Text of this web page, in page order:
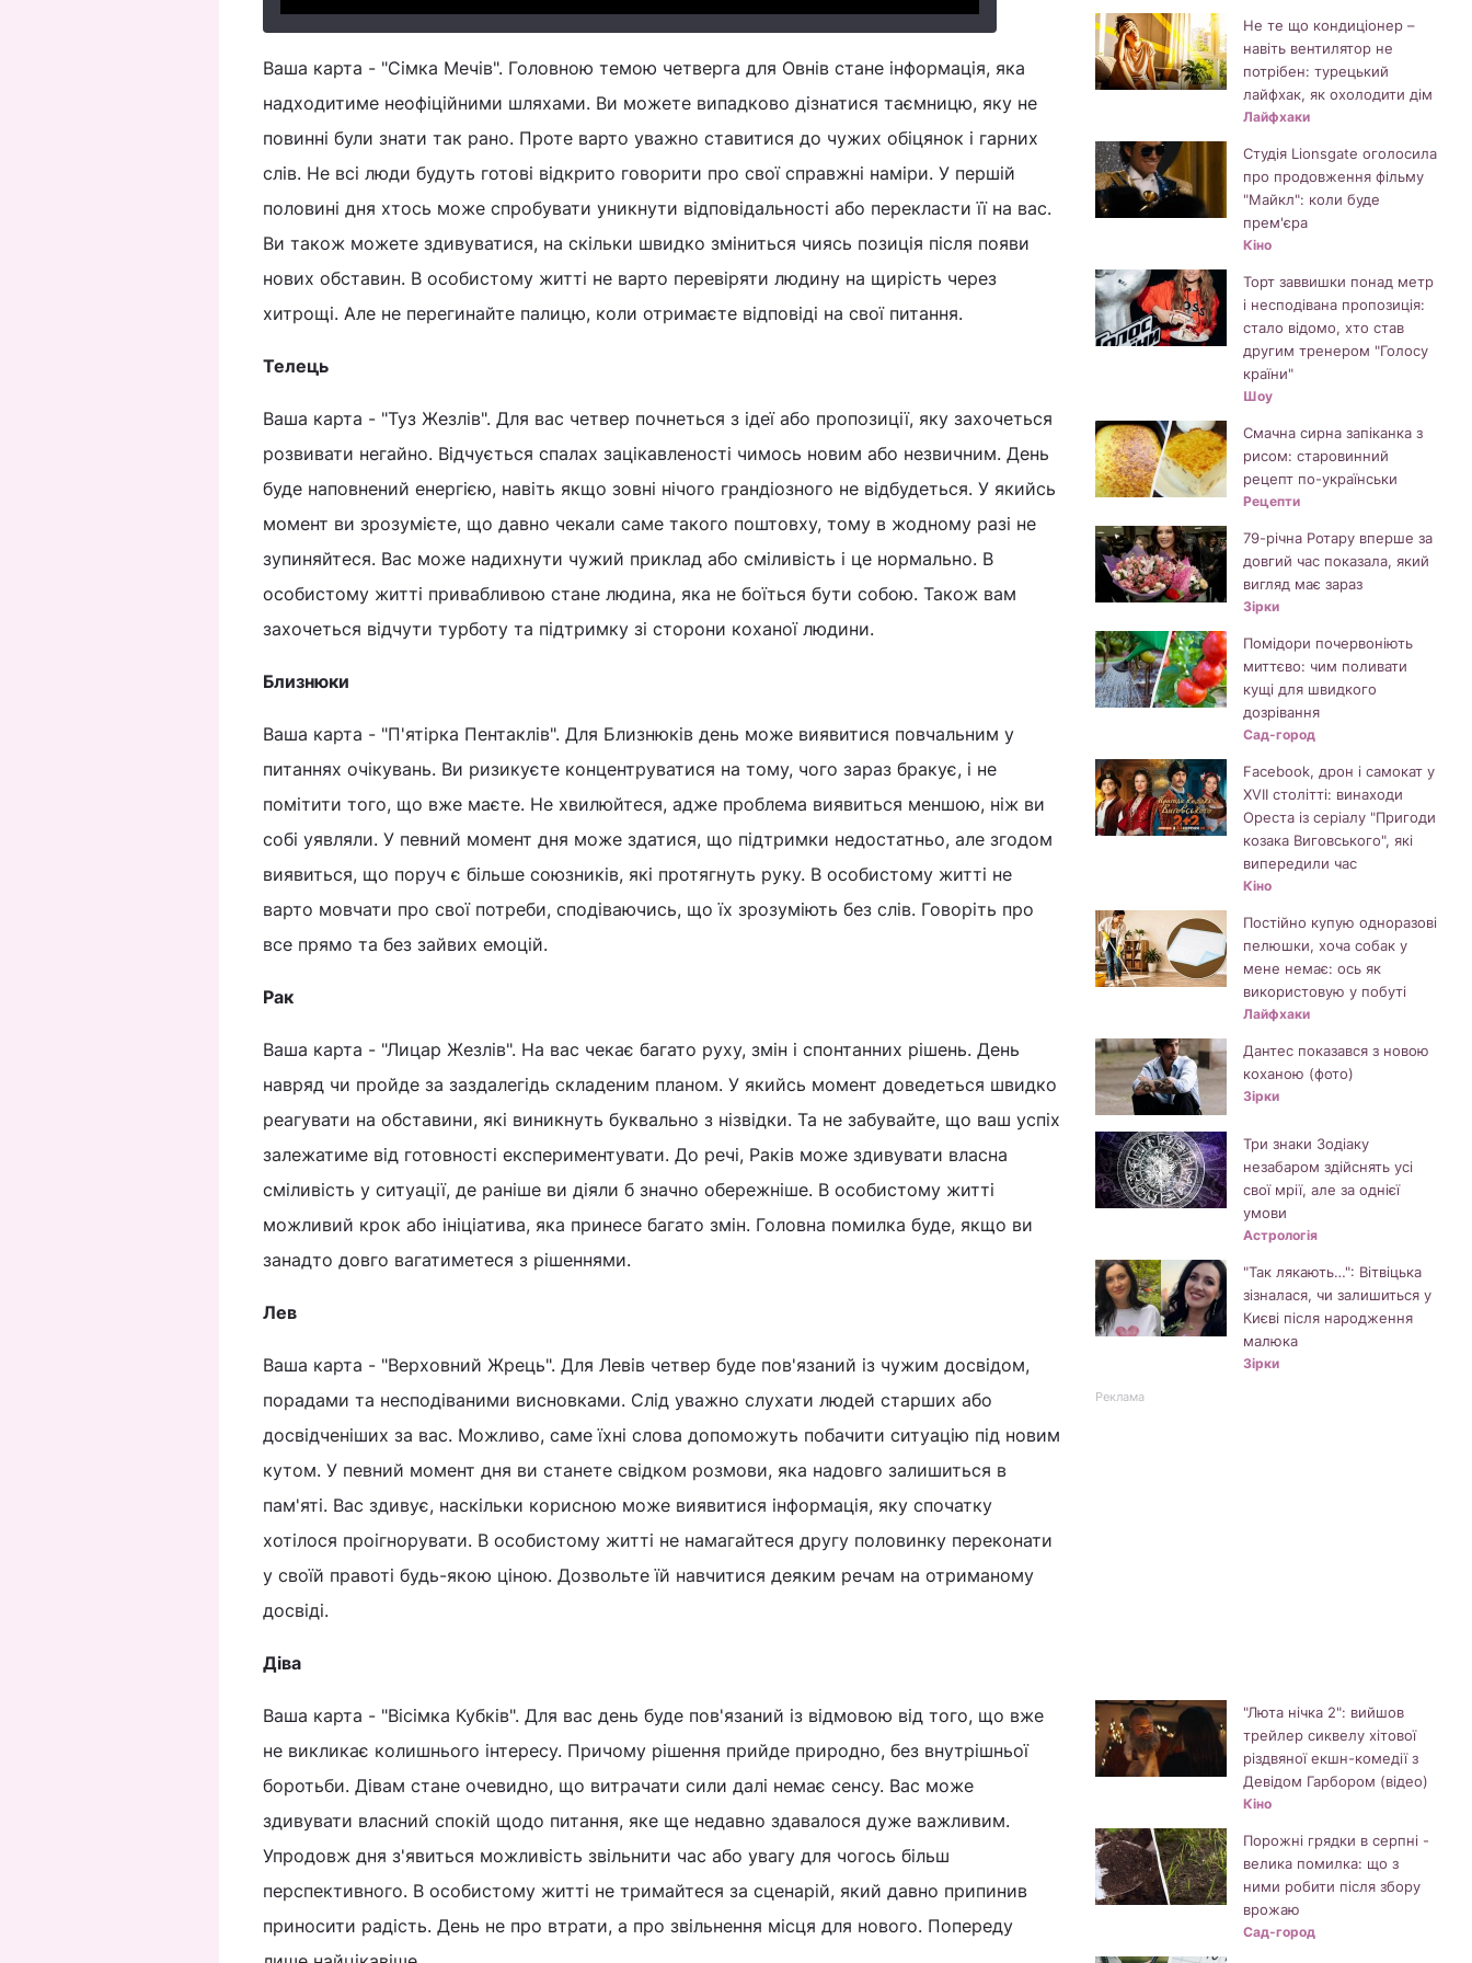
Ваша карта - "Сімка Мечів". Головною темою четверга для Овнів стане інформація, яка
надходитиме неофіційними шляхами. Ви можете випадково дізнатися таємницю, яку не
повинні були знати так рано. Проте варто уважно ставитися до чужих обіцянок і гарних
слів. Не всі люди будуть готові відкрито говорити про свої справжні наміри. У першій
половині дня хтось може спробувати уникнути відповідальності або перекласти її на вас.
Ви також можете здивуватися, на скільки швидко зміниться чиясь позиція після появи
нових обставин. В особистому житті не варто перевіряти людину на щирість через
хитрощі. Але не перегинайте палицю, коли отримаєте відповіді на свої питання.
Телець
Ваша карта - "Туз Жезлів". Для вас четвер почнеться з ідеї або пропозиції, яку захочеться
розвивати негайно. Відчується спалах зацікавленості чимось новим або незвичним. День
буде наповнений енергією, навіть якщо зовні нічого грандіозного не відбудеться. У якийсь
момент ви зрозумієте, що давно чекали саме такого поштовху, тому в жодному разі не
зупиняйтеся. Вас може надихнути чужий приклад або сміливість і це нормально. В
особистому житті привабливою стане людина, яка не боїться бути собою. Також вам
захочеться відчути турботу та підтримку зі сторони коханої людини.
Близнюки
Ваша карта - "П'ятірка Пентаклів". Для Близнюків день може виявитися повчальним у
питаннях очікувань. Ви ризикуєте концентруватися на тому, чого зараз бракує, і не
помітити того, що вже маєте. Не хвилюйтеся, адже проблема виявиться меншою, ніж ви
собі уявляли. У певний момент дня може здатися, що підтримки недостатньо, але згодом
виявиться, що поруч є більше союзників, які протягнуть руку. В особистому житті не
варто мовчати про свої потреби, сподіваючись, що їх зрозуміють без слів. Говоріть про
все прямо та без зайвих емоцій.
Рак
Ваша карта - "Лицар Жезлів". На вас чекає багато руху, змін і спонтанних рішень. День
навряд чи пройде за заздалегідь складеним планом. У якийсь момент доведеться швидко
реагувати на обставини, які виникнуть буквально з нізвідки. Та не забувайте, що ваш успіх
залежатиме від готовності експериментувати. До речі, Раків може здивувати власна
сміливість у ситуації, де раніше ви діяли б значно обережніше. В особистому житті
можливий крок або ініціатива, яка принесе багато змін. Головна помилка буде, якщо ви
занадто довго вагатиметеся з рішеннями.
Лев
Ваша карта - "Верховний Жрець". Для Левів четвер буде пов'язаний із чужим досвідом,
порадами та несподіваними висновками. Слід уважно слухати людей старших або
досвідченіших за вас. Можливо, саме їхні слова допоможуть побачити ситуацію під новим
кутом. У певний момент дня ви станете свідком розмови, яка надовго залишиться в
пам'яті. Вас здивує, наскільки корисною може виявитися інформація, яку спочатку
хотілося проігнорувати. В особистому житті не намагайтеся другу половинку переконати
у своїй правоті будь-якою ціною. Дозвольте їй навчитися деяким речам на отриманому
досвіді.
Діва
Ваша карта - "Вісімка Кубків". Для вас день буде пов'язаний із відмовою від того, що вже
не викликає колишнього інтересу. Причому рішення прийде природно, без внутрішньої
боротьби. Дівам стане очевидно, що витрачати сили далі немає сенсу. Вас може
здивувати власний спокій щодо питання, яке ще недавно здавалося дуже важливим.
Упродовж дня з'явиться можливість звільнити час або увагу для чогось більш
перспективного. В особистому житті не тримайтеся за сценарій, який давно припинив
приносити радість. День не про втрати, а про звільнення місця для нового. Попереду
Не те що кондиціонер –
навіть вентилятор не
потрібен: турецький
лайфхак, як охолодити дім
Лайфхаки
Студія Lionsgate оголосила
про продовження фільму
"Майкл": коли буде
прем'єра
Кіно
Торт заввишки понад метр
і несподівана пропозиція:
стало відомо, хто став
другим тренером "Голосу
країни"
Шоу
Смачна сирна запіканка з
рисом: старовинний
рецепт по-українськи
Рецепти
79-річна Ротару вперше за
довгий час показала, який
вигляд має зараз
Зірки
Помідори почервоніють
миттєво: чим поливати
кущі для швидкого
дозрівання
Сад-город
Facebook, дрон і самокат у
XVII столітті: винаходи
Ореста із серіалу "Пригоди
козака Виговського", які
випередили час
Кіно
Постійно купую одноразові
пелюшки, хоча собак у
мене немає: ось як
використовую у побуті
Лайфхаки
Дантес показався з новою
коханою (фото)
Зірки
Три знаки Зодіаку
незабаром здійснять усі
свої мрії, але за однієї
умови
Астрологія
"Так лякають…": Вітвіцька
зізналася, чи залишиться у
Києві після народження
малюка
Зірки
Реклама
"Люта нічка 2": вийшов
трейлер сиквелу хітової
різдвяної екшн-комедії з
Девідом Гарбором (відео)
Кіно
Порожні грядки в серпні -
велика помилка: що з
ними робити після збору
врожаю
Сад-город